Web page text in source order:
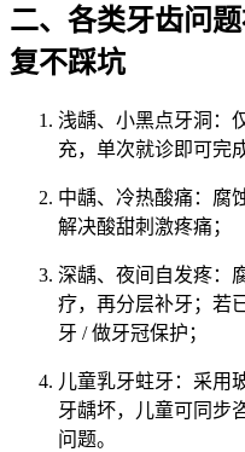
二、各类牙齿问
复不踩坑
浅龋、小黑点牙洞：
充，单次就诊即可完
中龋、冷热酸痛：腐
解决酸甜刺激疼痛；
深龋、夜间自发疼：
疗，再分层补牙；若
牙 / 做牙冠保护；
儿童乳牙蛀牙：采用
牙龋坏，儿童可同步
问题。